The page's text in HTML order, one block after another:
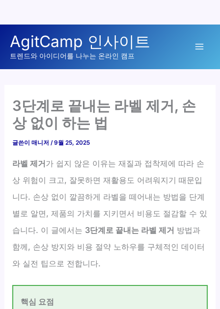
로
AgitCamp 인사이트
트렌드와 아이디어를 나누는 온라인 캠프
3단계로 끝내는 라벨 제거, 손
상 없이 하는 법
글쓴이매니저/9월 25, 2025
라벨 제거가 쉽지 않은 이유는 재질과 접착제에 따라 손
상 위험이 크고, 잘못하면 재활용도 어려워지기 때문입
니다. 손상 없이 깔끔하게 라벨을 떼어내는 방법을 단계
별로 알면, 제품의 가치를 지키면서 비용도 절감할 수 있
습니다. 이 글에서는 3단계로 끝내는 라벨 제거 방법과
함께, 손상 방지와 비용 절약 노하우를 구체적인 데이터
와 실전 팁으로 전합니다.
핵심 요점